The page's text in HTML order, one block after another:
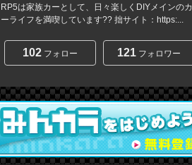
RP5は家族カーとして、日々楽しくDIYメインのカ
ーライフを満喫しています?? 拙サイト：https:...
102 フォロー 121 フォロワー